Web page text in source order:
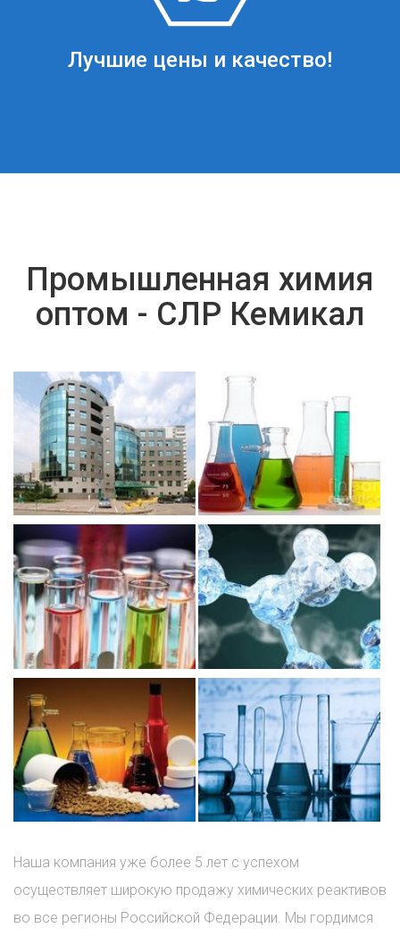
Лучшие цены и качество!
Промышленная химия
оптом - СЛР Кемикал
Наша компания уже более 5 лет с успехом
осуществляет широкую продажу химических реактивов
во все регионы Российской Федерации. Мы гордимся